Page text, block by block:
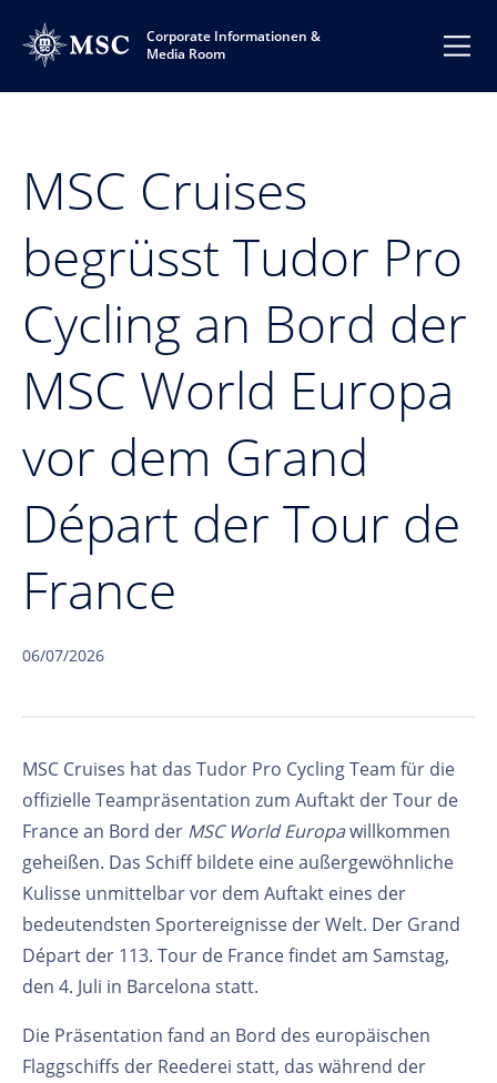
Corporate Informationen &
Media Room
MSC Cruises
begrüsst Tudor Pro
Cycling an Bord der
MSC World Europa
vor dem Grand
Départ der Tour de
France
06/07/2026
MSC Cruises hat das Tudor Pro Cycling Team für die
offizielle Teampräsentation zum Auftakt der Tour de
France an Bord der MSC World Europawillkommen
geheißen. Das Schiff bildete eine außergewöhnliche
Kulisse unmittelbar vor dem Auftakt eines der
bedeutendsten Sportereignisse der Welt. Der Grand
Départ der 113. Tour de France findet am Samstag,
den 4. Juli in Barcelona statt.
Die Präsentation fand an Bord des europäischen
Flaggschiffs der Reederei statt, das während der